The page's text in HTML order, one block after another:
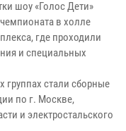
шоу «Голос Дети»
в холле
где проходили
и специальных
стали сборные
по г. Москве,
и электростальского